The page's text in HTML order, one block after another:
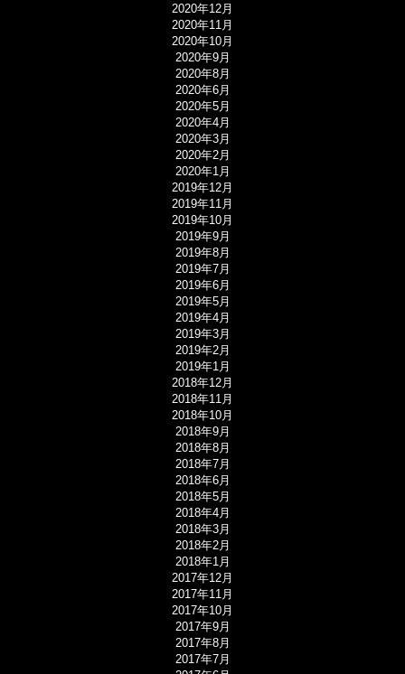
2020年12月
2020年11月
2020年10月
2020年9月
2020年8月
2020年6月
2020年5月
2020年4月
2020年3月
2020年2月
2020年1月
2019年12月
2019年11月
2019年10月
2019年9月
2019年8月
2019年7月
2019年6月
2019年5月
2019年4月
2019年3月
2019年2月
2019年1月
2018年12月
2018年11月
2018年10月
2018年9月
2018年8月
2018年7月
2018年6月
2018年5月
2018年4月
2018年3月
2018年2月
2018年1月
2017年12月
2017年11月
2017年10月
2017年9月
2017年8月
2017年7月